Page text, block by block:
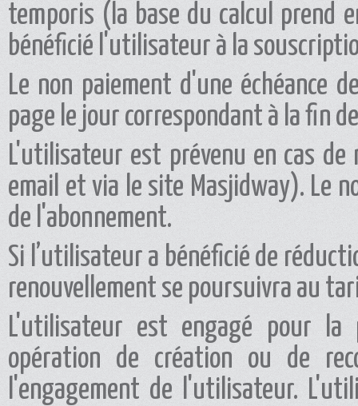
temporis (la base du calcul prend
bénéficié l'utilisateur à la
Le non paiement d'une échéance
page le jour correspondant à la fin
L'utilisateur est prévenu en cas de
email et via le site Masjidway). Le
de l'abonnement.
Si l’utilisateur a bénéficié de
renouvellement se poursuivra au
L'utilisateur est engagé pour la
opération de création ou de
l'engagement de l'utilisateur.